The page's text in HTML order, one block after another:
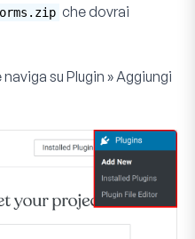
che dovrai
su Plugin » Aggiungi